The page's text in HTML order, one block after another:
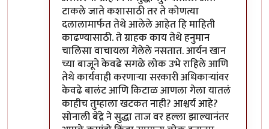
टाकले जाते कशासाठी तर ते कोणत्या
दलालामार्फत तेथे आलेले आहेत हि माहिती
काढण्यासाठी. ते ग्राहक काय तेथे हनुमान
चालिसा वाचायला गेलेले नसतात. आर्यन खान
च्या बाजूने केवढे सगळे लोक उभे राहिले आणि
तेथे कार्यवाही करणाऱ्या सरकारी अधिकाऱ्यांवर
केवढे बालंट आणि किटाळ आणला गेला यातलं
काहीच तुम्हाला खटकत नाही? आश्चर्य आहे?
सोनाली बेंद्रे ने सुद्धा ताज वर हल्ला झाल्यानंतर